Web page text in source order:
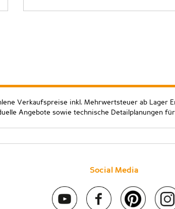
Verkaufspreise inkl. Mehrwertsteuer ab Lager
Angebote sowie technische Detailplanungen
Social Media